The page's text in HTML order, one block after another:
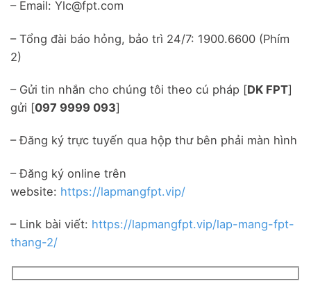
– Email: Ylc@fpt.com
– Tổng đài báo hỏng, bảo trì 24/7: 1900.6600 (Phím
2)
– Gửi tin nhắn cho chúng tôi theo cú pháp [DK FPT]
gửi [097 9999 093]
– Đăng ký trực tuyến qua hộp thư bên phải màn hình
– Đăng ký online trên
website: https://lapmangfpt.vip/
– Link bài viết: https://lapmangfpt.vip/lap-mang-fpt-
thang-2/